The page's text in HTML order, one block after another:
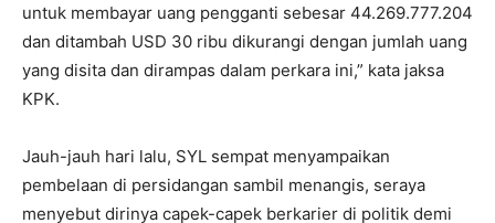
untuk membayar uang pengganti sebesar 44.269.777.204
dan ditambah USD 30 ribu dikurangi dengan jumlah uang
yang disita dan dirampas dalam perkara ini,” kata jaksa
KPK.
Jauh-jauh hari lalu, SYL sempat menyampaikan
pembelaan di persidangan sambil menangis, seraya
menyebut dirinya capek-capek berkarier di politik demi